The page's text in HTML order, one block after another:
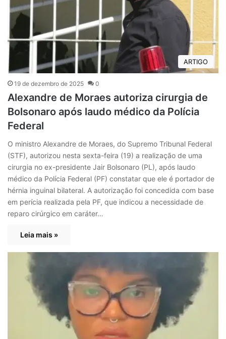
ARTIGO
19 de dezembro de 2025 0
Alexandre de Moraes autoriza cirurgia de
Bolsonaro após laudo médico da Polícia
Federal
O ministro Alexandre de Moraes, do Supremo Tribunal Federal
(STF), autorizou nesta sexta-feira (19) a realização de uma
cirurgia no ex-presidente Jair Bolsonaro (PL), após laudo
médico da Polícia Federal (PF) constatar que ele é portador de
hérnia inguinal bilateral. A autorização foi concedida com base
em perícia realizada pela PF, que indicou a necessidade de
reparo cirúrgico em caráter…
Leia mais »